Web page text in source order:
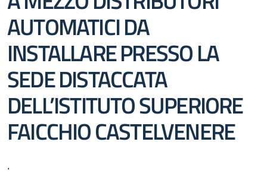
AUTOMATICI DA
INSTALLARE PRESSO LA
SEDE DISTACCATA
DELL’ISTITUTO SUPERIORE
FAICCHIO CASTELVENERE
.